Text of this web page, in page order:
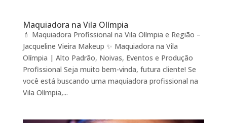
Maquiadora na Vila Olímpia
💄 Maquiadora Profissional na Vila Olímpia e Região –
Jacqueline Vieira Makeup ✨ Maquiadora na Vila
Olímpia | Alto Padrão, Noivas, Eventos e Produção
Profissional Seja muito bem-vinda, futura cliente! Se
você está buscando uma maquiadora profissional na
Vila Olímpia,...